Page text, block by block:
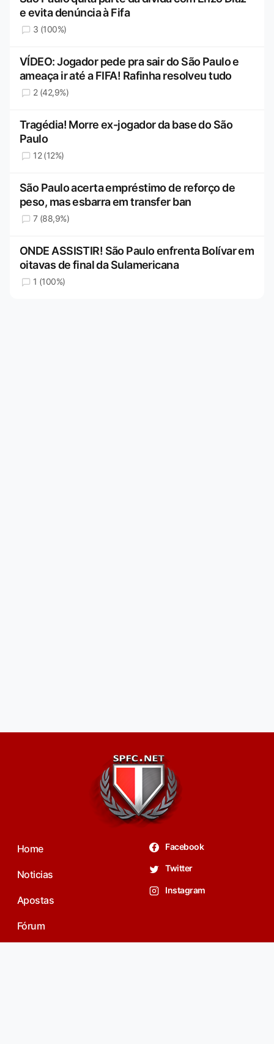
e evita denúncia à Fifa
3 (100%)
VÍDEO: Jogador pede pra sair do São Paulo e
ameaça ir até a FIFA! Rafinha resolveu tudo
2 (42,9%)
Tragédia! Morre ex-jogador da base do São
Paulo
12 (12%)
São Paulo acerta empréstimo de reforço de
peso, mas esbarra em transfer ban
7 (88,9%)
ONDE ASSISTIR! São Paulo enfrenta Bolívar em
oitavas de final da Sulamericana
1 (100%)
Home
Noticias
Apostas
Fórum
Facebook
Twitter
Instagram